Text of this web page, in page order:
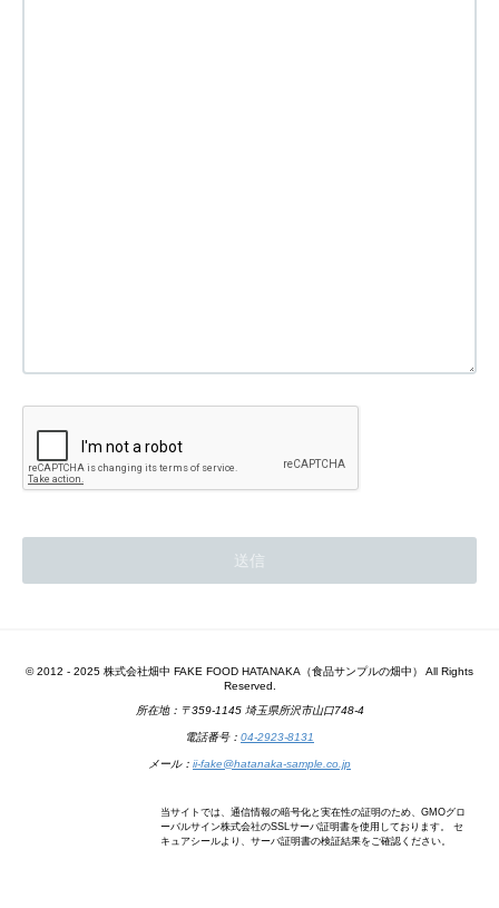
© 2012 - 2025 株式会社畑中 FAKE FOOD HATANAKA（食品サンプルの畑中） All Rights
Reserved.
所在地：〒359-1145 埼玉県所沢市山口748-4
電話番号： 04-2923-8131
メール： ii-fake@hatanaka-sample.co.jp
当サイトでは、通信情報の暗号化と実在性の証明のため、GMOグロ
ーバルサイン株式会社のSSLサーバ証明書を使用しております。 セ
キュアシールより、サーバ証明書の検証結果をご確認ください。